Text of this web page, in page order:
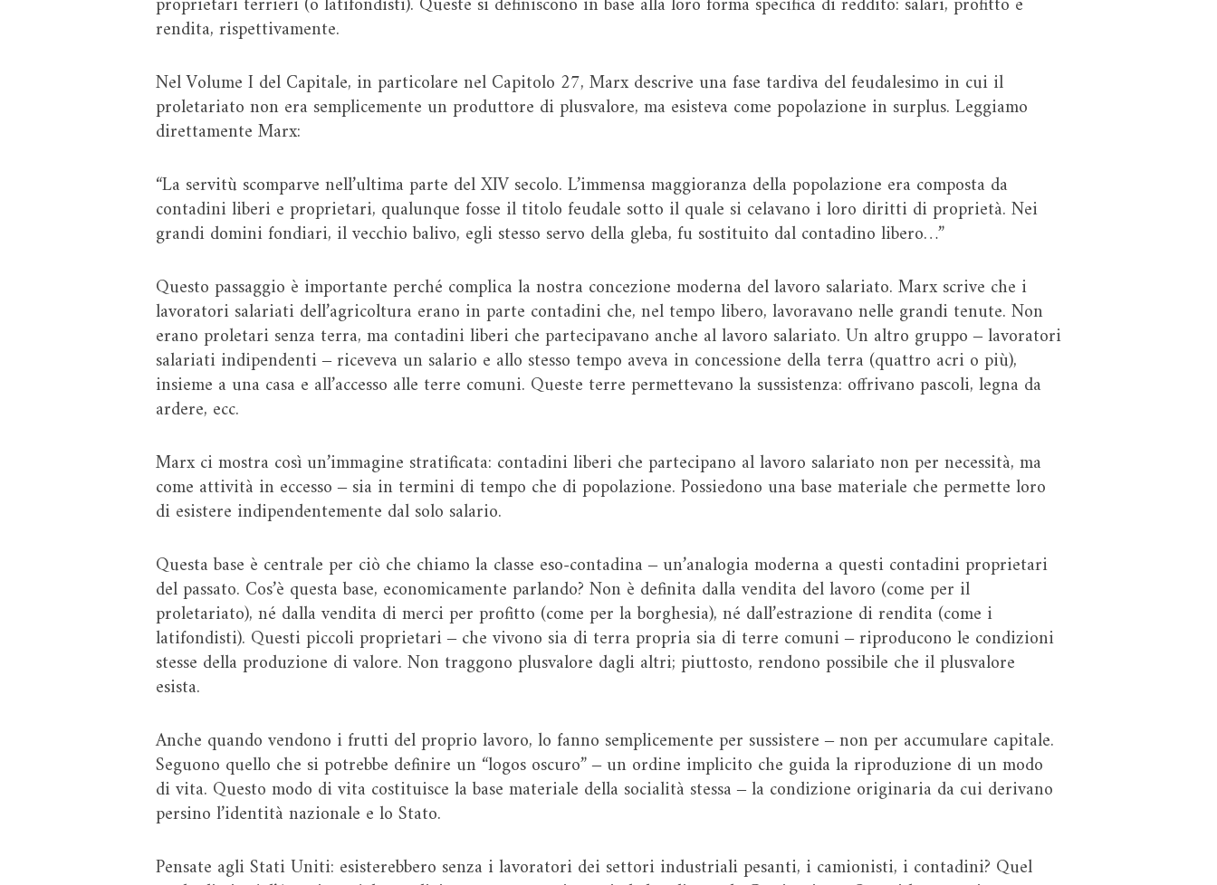
rendita, rispettivamente.
Nel Volume I del Capitale, in particolare nel Capitolo 27, Marx descrive una fase tardiva del feudalesimo in cui il
proletariato non era semplicemente un produttore di plusvalore, ma esisteva come popolazione in surplus. Leggiamo
direttamente Marx:
“La servitù scomparve nell’ultima parte del XIV secolo. L’immensa maggioranza della popolazione era composta da
contadini liberi e proprietari, qualunque fosse il titolo feudale sotto il quale si celavano i loro diritti di proprietà. Nei
grandi domini fondiari, il vecchio balivo, egli stesso servo della gleba, fu sostituito dal contadino libero…”
Questo passaggio è importante perché complica la nostra concezione moderna del lavoro salariato. Marx scrive che i
lavoratori salariati dell’agricoltura erano in parte contadini che, nel tempo libero, lavoravano nelle grandi tenute. Non
erano proletari senza terra, ma contadini liberi che partecipavano anche al lavoro salariato. Un altro gruppo ‒ lavoratori
salariati indipendenti ‒ riceveva un salario e allo stesso tempo aveva in concessione della terra (quattro acri o più),
insieme a una casa e all’accesso alle terre comuni. Queste terre permettevano la sussistenza: offrivano pascoli, legna da
ardere, ecc.
Marx ci mostra così un’immagine stratificata: contadini liberi che partecipano al lavoro salariato non per necessità, ma
come attività in eccesso ‒ sia in termini di tempo che di popolazione. Possiedono una base materiale che permette loro
di esistere indipendentemente dal solo salario.
Questa base è centrale per ciò che chiamo la classe eso-contadina ‒ un’analogia moderna a questi contadini proprietari
del passato. Cos’è questa base, economicamente parlando? Non è definita dalla vendita del lavoro (come per il
proletariato), né dalla vendita di merci per profitto (come per la borghesia), né dall’estrazione di rendita (come i
latifondisti). Questi piccoli proprietari ‒ che vivono sia di terra propria sia di terre comuni ‒ riproducono le condizioni
stesse della produzione di valore. Non traggono plusvalore dagli altri; piuttosto, rendono possibile che il plusvalore
esista.
Anche quando vendono i frutti del proprio lavoro, lo fanno semplicemente per sussistere ‒ non per accumulare capitale.
Seguono quello che si potrebbe definire un “logos oscuro” ‒ un ordine implicito che guida la riproduzione di un modo
di vita. Questo modo di vita costituisce la base materiale della socialità stessa ‒ la condizione originaria da cui derivano
persino l’identità nazionale e lo Stato.
Pensate agli Stati Uniti: esisterebbero senza i lavoratori dei settori industriali pesanti, i camionisti, i contadini? Quel